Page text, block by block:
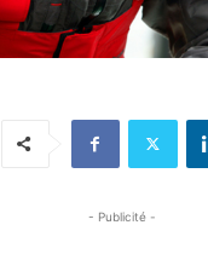
- Publicité -